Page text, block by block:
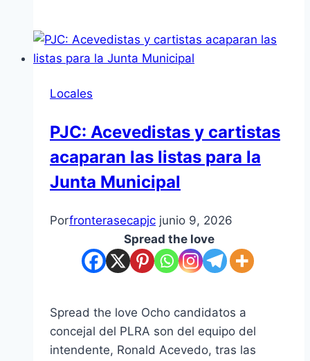
recuerda
a
en
el
aniversario
55
su
nacimiento
Locales
PJC: Acevedistas y cartistas
acaparan las listas para la
Junta Municipal
Porfronterasecapjc junio 9, 2026
Spread the love
Spread the love Ocho candidatos a
concejal del PLRA son del equipo del
intendente, Ronald Acevedo, tras las